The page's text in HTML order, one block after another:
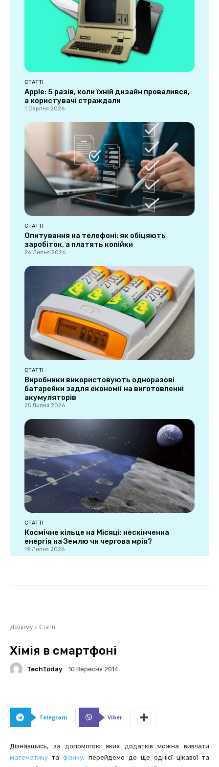
СТАТТІ
Apple: 5 разів, коли їхній дизайн провалився,
а користувачі страждали
1 Серпня 2026
СТАТТІ
Опитування на телефоні: як обіцяють
заробіток, а платять копійки
26 Липня 2026
СТАТТІ
Виробники використовують одноразові
батарейки задля економії на виготовленні
акумуляторів
25 Липня 2026
СТАТТІ
Космічне кільце на Місяці: нескінченна
енергія на Землю чи чергова мрія?
19 Липня 2026